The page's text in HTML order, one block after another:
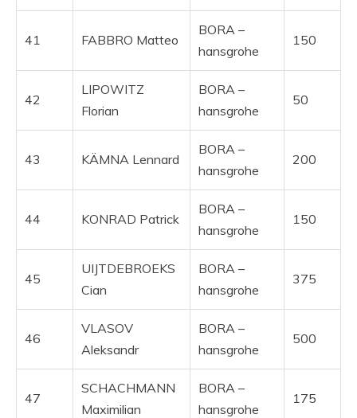
41 FABBRO Matteo
BORA –
hansgrohe
150
42
LIPOWITZ
Florian
BORA –
hansgrohe
50
43 KÄMNA Lennard
BORA –
hansgrohe
200
44 KONRAD Patrick
BORA –
hansgrohe
150
45
UIJTDEBROEKS
Cian
BORA –
hansgrohe
375
46
VLASOV
Aleksandr
BORA –
hansgrohe
500
47
SCHACHMANN
Maximilian
BORA –
hansgrohe
175